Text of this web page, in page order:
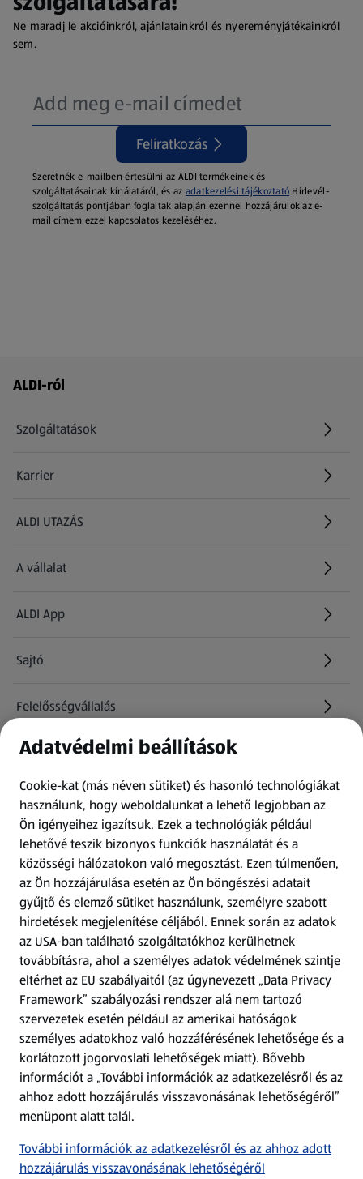
Ne maradj le akcióinkról, ajánlatainkról és nyereményjátékainkról
sem.
Feliratkozás
Szeretnék e-mailben értesülni az ALDI termékeinek és
szolgáltatásainak kínálatáról, és az adatkezelési tájékoztató Hírlevél-
szolgáltatás pontjában foglaltak alapján ezennel hozzájárulok az e-
mail címem ezzel kapcsolatos kezeléséhez.
Láblécmenü - további linkek
ALDI-ról
Szolgáltatások
Karrier
(új oldalon nyílik meg)
ALDI UTAZÁS
(új oldalon nyílik meg)
A vállalat
ALDI App
Sajtó
Felelősségvállalás
Információk
Kérdőív
Fizetési lehetőségek
ALDI utalványok
Árcsökkentés
Adattörlő alkalmazás
Szervizpont
(új oldalon nyílik meg)
Fedezz fel minket az interneten!
Töltsd le az ALDI Magyarország applikációt!
Adatvédelmi beállítások
Cookie-kat (más néven sütiket) és hasonló technológiákat
használunk, hogy weboldalunkat a lehető legjobban az
Ön igényeihez igazítsuk. Ezek a technológiák például
lehetővé teszik bizonyos funkciók használatát és a
közösségi hálózatokon való megosztást. Ezen túlmenően,
az Ön hozzájárulása esetén az Ön böngészési adatait
gyűjtő és elemző sütiket használunk, személyre szabott
hirdetések megjelenítése céljából. Ennek során az adatok
az USA-ban található szolgáltatókhoz kerülhetnek
továbbításra, ahol a személyes adatok védelmének szintje
eltérhet az EU szabályaitól (az úgynevezett „Data Privacy
Framework” szabályozási rendszer alá nem tartozó
szervezetek esetén például az amerikai hatóságok
személyes adatokhoz való hozzáférésének lehetősége és a
korlátozott jogorvoslati lehetőségek miatt). Bővebb
információt a „További információk az adatkezelésről és az
ahhoz adott hozzájárulás visszavonásának lehetőségéről”
menüpont alatt talál.
További információk az adatkezelésről és az ahhoz adott
hozzájárulás visszavonásának lehetőségéről